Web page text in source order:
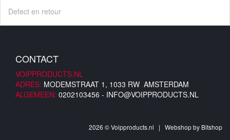
Defect en retour
CONTACT
VOIPPRODUCTS.NL
ADRES: MODEMSTRAAT 1, 1033 RW AMSTERDAM
ALGEMEEN: 0202103456 - INFO@VOIPPRODUCTS.NL
2026 © Voipproducts.nl | Webshop by Bitshop